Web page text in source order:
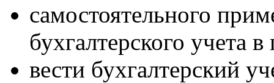
самостоятельного
бухгалтерского учета
вести бухгалтерский